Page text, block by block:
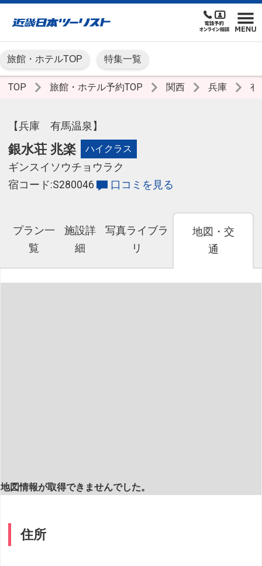
旅館・ホテルTOP 特集一覧
TOP 旅館・ホテル予約TOP 関西 兵庫 有
【兵庫 有馬温泉】
銀水荘 兆楽 ハイクラス
ギンスイソウチョウラク
宿コード:S280046
口コミを見る
プラン一
覧
施設詳
細
写真ライブラ
リ
地図・交
通
地図情報が取得できませんでした。
住所